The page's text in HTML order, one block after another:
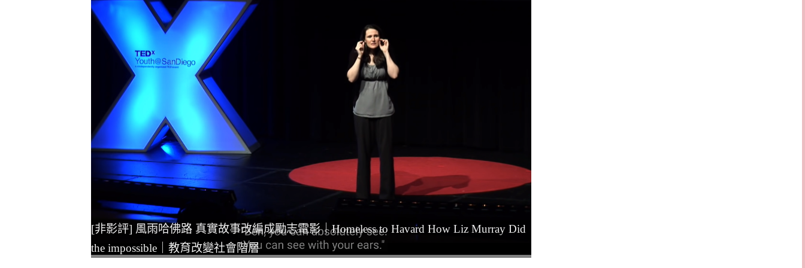
[非影評] 風雨哈佛路 真實故事改編成勵志電影｜Homeless to Havard How Liz Murray Did
the impossible｜教育改變社會階層